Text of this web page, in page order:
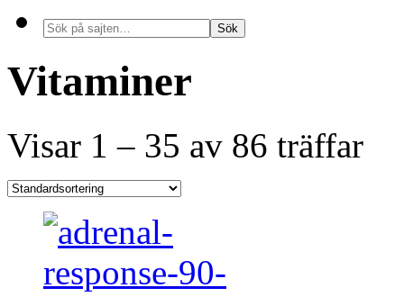
Vitaminer
Visar 1 – 35 av 86 träffar